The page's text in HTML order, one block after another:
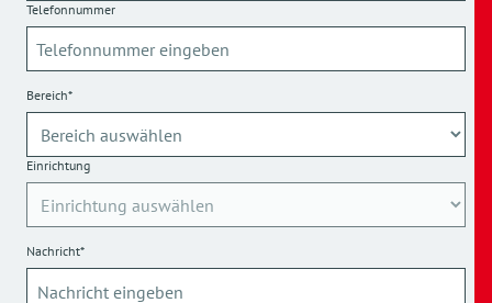
Telefonnummer
Bereich*
Einrichtung
Nachricht*